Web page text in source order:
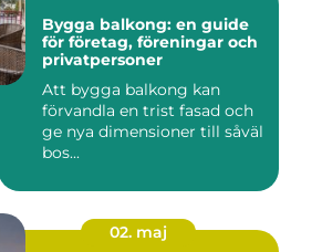
Bygga balkong: en guide
för företag, föreningar och
privatpersoner
Att bygga balkong kan
förvandla en trist fasad och
ge nya dimensioner till såväl
bos...
02. maj